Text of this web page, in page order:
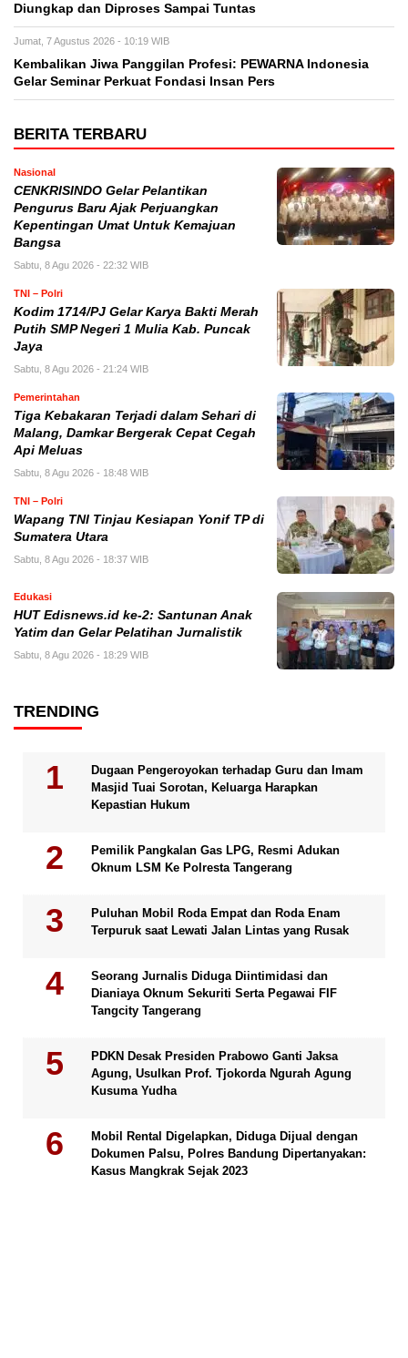
Diungkap dan Diproses Sampai Tuntas
Jumat, 7 Agustus 2026 - 10:19 WIB
Kembalikan Jiwa Panggilan Profesi: PEWARNA Indonesia
Gelar Seminar Perkuat Fondasi Insan Pers
BERITA TERBARU
Nasional
CENKRISINDO Gelar Pelantikan
Pengurus Baru Ajak Perjuangkan
Kepentingan Umat Untuk Kemajuan
Bangsa
Sabtu, 8 Agu 2026 - 22:32 WIB
TNI – Polri
Kodim 1714/PJ Gelar Karya Bakti Merah
Putih SMP Negeri 1 Mulia Kab. Puncak
Jaya
Sabtu, 8 Agu 2026 - 21:24 WIB
Pemerintahan
Tiga Kebakaran Terjadi dalam Sehari di
Malang, Damkar Bergerak Cepat Cegah
Api Meluas
Sabtu, 8 Agu 2026 - 18:48 WIB
TNI – Polri
Wapang TNI Tinjau Kesiapan Yonif TP di
Sumatera Utara
Sabtu, 8 Agu 2026 - 18:37 WIB
Edukasi
HUT Edisnews.id ke-2: Santunan Anak
Yatim dan Gelar Pelatihan Jurnalistik
Sabtu, 8 Agu 2026 - 18:29 WIB
TRENDING
Dugaan Pengeroyokan terhadap Guru dan Imam
Masjid Tuai Sorotan, Keluarga Harapkan
Kepastian Hukum
Pemilik Pangkalan Gas LPG, Resmi Adukan
Oknum LSM Ke Polresta Tangerang
Puluhan Mobil Roda Empat dan Roda Enam
Terpuruk saat Lewati Jalan Lintas yang Rusak
Seorang Jurnalis Diduga Diintimidasi dan
Dianiaya Oknum Sekuriti Serta Pegawai FIF
Tangcity Tangerang
PDKN Desak Presiden Prabowo Ganti Jaksa
Agung, Usulkan Prof. Tjokorda Ngurah Agung
Kusuma Yudha
Mobil Rental Digelapkan, Diduga Dijual dengan
Dokumen Palsu, Polres Bandung Dipertanyakan:
Kasus Mangkrak Sejak 2023